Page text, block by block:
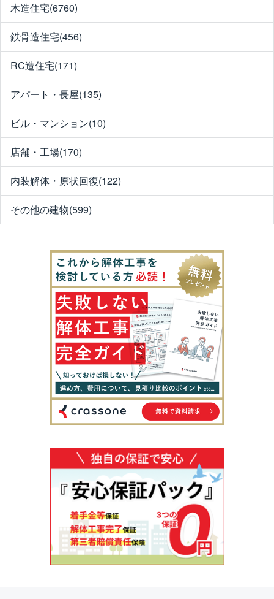
木造住宅(6760)
鉄骨造住宅(456)
RC造住宅(171)
アパート・長屋(135)
ビル・マンション(10)
店舗・工場(170)
内装解体・原状回復(122)
その他の建物(599)